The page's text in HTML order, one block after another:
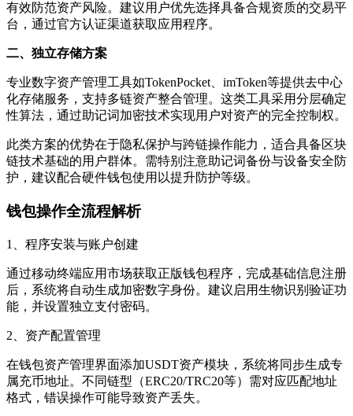
有效防范资产风险。建议用户优先选择具备合规资质的交易平
台，通过官方认证渠道获取应用程序。
二、独立存储方案
专业数字资产管理工具如TokenPocket、imToken等提供去中心
化存储服务，支持多链资产整合管理。这类工具采用分层确定
性算法，通过助记词加密技术实现用户对资产的完全控制权。
此类方案的优势在于隐私保护与跨链操作能力，适合具备区块
链技术基础的用户群体。需特别注意助记词备份与设备安全防
护，建议配合硬件钱包使用以提升防护等级。
钱包操作全流程解析
1、程序安装与账户创建
通过移动终端应用市场获取正版钱包程序，完成基础信息注册
后，系统将自动生成加密数字身份。建议启用生物识别验证功
能，并设置独立支付密码。
2、资产配置管理
在钱包资产管理界面添加USDT资产模块，系统将同步生成专
属充币地址。不同链型（ERC20/TRC20等）需对应匹配地址
格式，错误操作可能导致资产丢失。